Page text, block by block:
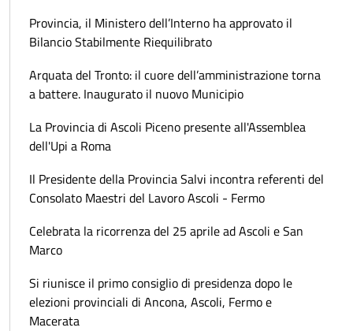
Provincia, il Ministero dell’Interno ha approvato il
Bilancio Stabilmente Riequilibrato
Arquata del Tronto: il cuore dell’amministrazione torna
a battere. Inaugurato il nuovo Municipio
La Provincia di Ascoli Piceno presente all'Assemblea
dell'Upi a Roma
Il Presidente della Provincia Salvi incontra referenti del
Consolato Maestri del Lavoro Ascoli - Fermo
Celebrata la ricorrenza del 25 aprile ad Ascoli e San
Marco
Si riunisce il primo consiglio di presidenza dopo le
elezioni provinciali di Ancona, Ascoli, Fermo e
Macerata